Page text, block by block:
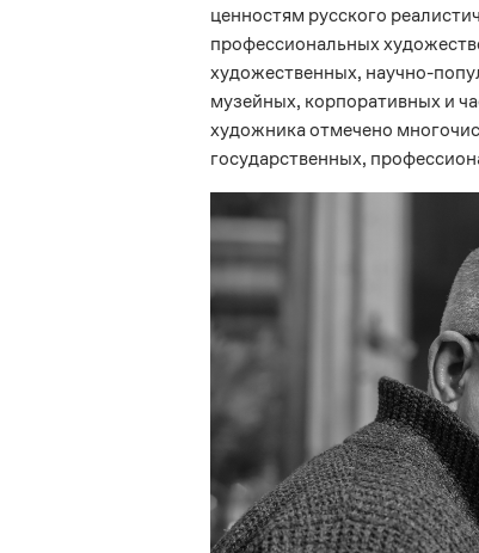
ценностям русского
профессиональных
художественных, научно-
музейных, корпоративных и
художника отмечено
государственных,